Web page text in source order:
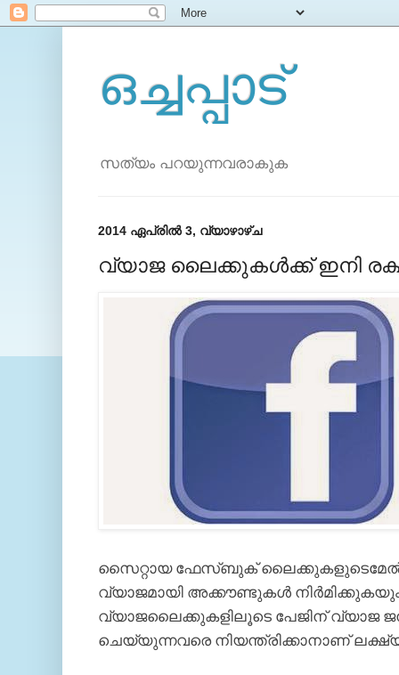
ഒച്ചപ്പാട്
സത്യം പറയുന്നവരാകുക
2014 ഏപ്രിൽ 3, വ്യാഴാഴ്‌ച
വ്യാജ ലൈക്കുകള്‍ക്ക് ഇനി
സൈറ്റായ ഫേസ്ബുക് ലൈക്കുകളുടെമേല്‍
വ്യാജമായി അക്കൗണ്ടുകള്‍
വ്യാജലൈക്കുകളിലൂടെ പേജിന് വ്യാജ
ചെയ്യുന്നവരെ നിയന്ത്രിക്കാനാണ്